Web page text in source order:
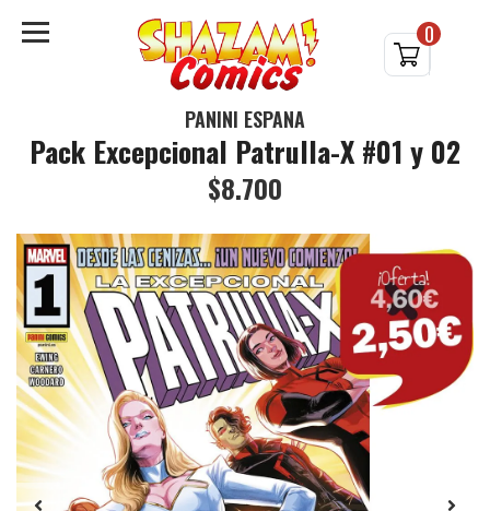
0
PANINI ESPAÑA
Pack Excepcional Patrulla-X #01 y 02
$8.700